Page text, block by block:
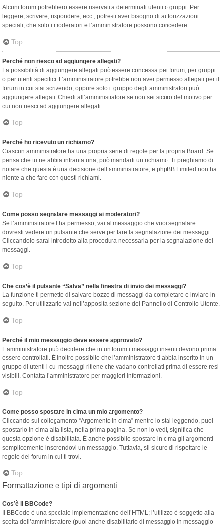
Alcuni forum potrebbero essere riservati a determinati utenti o gruppi. Per
leggere, scrivere, rispondere, ecc., potresti aver bisogno di autorizzazioni
speciali, che solo i moderatori e l’amministratore possono concedere.
Top
Perché non riesco ad aggiungere allegati?
La possibilità di aggiungere allegati può essere concessa per forum, per gruppi
o per utenti specifici. L’amministratore potrebbe non aver permesso allegati per il
forum in cui stai scrivendo, oppure solo il gruppo degli amministratori può
aggiungere allegati. Chiedi all’amministratore se non sei sicuro del motivo per
cui non riesci ad aggiungere allegati.
Top
Perché ho ricevuto un richiamo?
Ciascun amministratore ha una propria serie di regole per la propria Board. Se
pensa che tu ne abbia infranta una, può mandarti un richiamo. Ti preghiamo di
notare che questa è una decisione dell’amministratore, e phpBB Limited non ha
niente a che fare con questi richiami.
Top
Come posso segnalare messaggi ai moderatori?
Se l’amministratore l’ha permesso, vai al messaggio che vuoi segnalare:
dovresti vedere un pulsante che serve per fare la segnalazione dei messaggi.
Cliccandolo sarai introdotto alla procedura necessaria per la segnalazione dei
messaggi.
Top
Che cos’è il pulsante “Salva” nella finestra di invio dei messaggi?
La funzione ti permette di salvare bozze di messaggi da completare e inviare in
seguito. Per utilizzarle vai nell’apposita sezione del Pannello di Controllo Utente.
Top
Perché il mio messaggio deve essere approvato?
L’amministratore può decidere che in un forum i messaggi inseriti devono prima
essere controllati. È inoltre possibile che l’amministratore ti abbia inserito in un
gruppo di utenti i cui messaggi ritiene che vadano controllati prima di essere resi
visibili. Contatta l’amministratore per maggiori informazioni.
Top
Come posso spostare in cima un mio argomento?
Cliccando sul collegamento “Argomento in cima” mentre lo stai leggendo, puoi
spostarlo in cima alla lista, nella prima pagina. Se non lo vedi, significa che
questa opzione è disabilitata. È anche possibile spostare in cima gli argomenti
semplicemente inserendovi un messaggio. Tuttavia, sii sicuro di rispettare le
regole del forum in cui ti trovi.
Top
Formattazione e tipi di argomenti
Cos’è il BBCode?
Il BBCode è una speciale implementazione dell’HTML; l’utilizzo è soggetto alla
scelta dell’amministratore (puoi anche disabilitarlo di messaggio in messaggio